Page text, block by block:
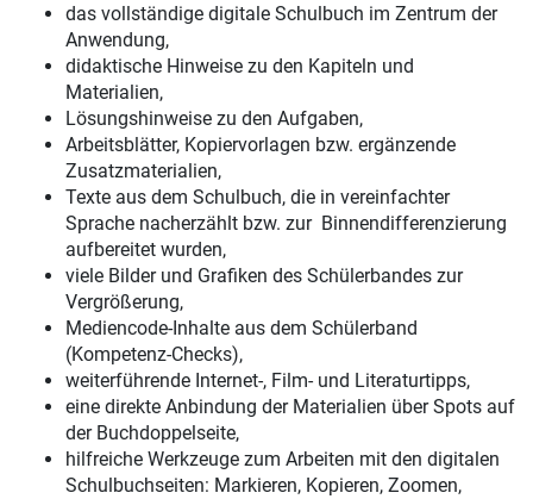
das vollständige digitale Schulbuch im Zentrum der
Anwendung,
didaktische Hinweise zu den Kapiteln und
Materialien,
Lösungshinweise zu den Aufgaben,
Arbeitsblätter, Kopiervorlagen bzw. ergänzende
Zusatzmaterialien,
Texte aus dem Schulbuch, die in vereinfachter
Sprache nacherzählt bzw. zur Binnendifferenzierung
aufbereitet wurden,
viele Bilder und Grafiken des Schülerbandes zur
Vergrößerung,
Mediencode-Inhalte aus dem Schülerband
(Kompetenz-Checks),
weiterführende Internet-, Film- und Literaturtipps,
eine direkte Anbindung der Materialien über Spots auf
der Buchdoppelseite,
hilfreiche Werkzeuge zum Arbeiten mit den digitalen
Schulbuchseiten: Markieren, Kopieren, Zoomen,